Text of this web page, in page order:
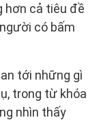
hơn cả tiêu đề
có bấm
tới những gì
trong từ khóa
nhìn thấy